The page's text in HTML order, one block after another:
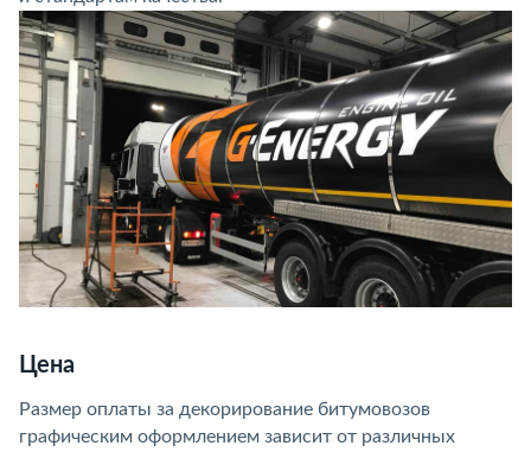
Цена
Размер оплаты за декорирование битумовозов
графическим оформлением зависит от различных